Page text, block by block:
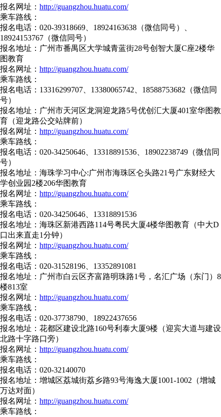
报名网址： http://guangzhou.huatu.com/
乘车路线：
报名电话：020-39318669、18924163638（微信同号）、
18924153767（微信同号）
报名地址：广州市番禺区大学城青蓝街28号创智大厦C座2楼华
图教育
报名网址： http://guangzhou.huatu.com/
乘车路线：
报名电话：13316299707、13380065742、18588753682（微信同
号）
报名地址：广州市天河区龙洞迎龙路5号优创汇大厦401室华图教
育（迎龙路公交站牌前）
报名网址： http://guangzhou.huatu.com/
乘车路线：
报名电话：020-34250646、13318891536、18902238749（微信同
号）
报名地址：海珠学习中心:广州市海珠区仑头路21号广东财经大
学创业园2楼206华图教育
报名网址： http://guangzhou.huatu.com/
乘车路线：
报名电话：020-34250646、13318891536
报名地址：海珠区新港西路114号粤民大厦4楼华图教育（中大D
口出来直走1分钟）
报名网址： http://guangzhou.huatu.com/
乘车路线：
报名电话：020-31528196、13352891081
报名地址：广州市白云区齐富路明珠路1号，名汇广场（东门）8
楼813室
报名网址： http://guangzhou.huatu.com/
乘车路线：
报名电话：020-37738790、18922437656
报名地址：花都区建设北路160号利泰大厦9楼（迎宾大道与建设
北路十字路口旁）
报名网址： http://guangzhou.huatu.com/
乘车路线：
报名电话：020-32140070
报名地址：增城区荔城街荔乡路93号海逸大厦1001-1002（增城
万达对面）
报名网址： http://guangzhou.huatu.com/
乘车路线：